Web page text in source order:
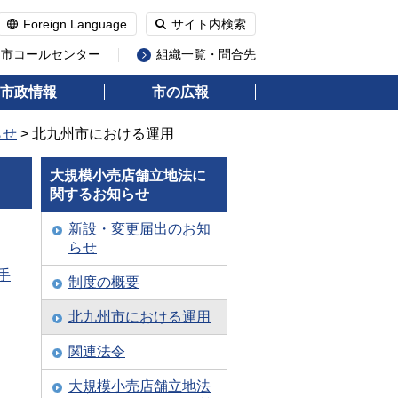
Foreign Language サイト内検索
コールセンター 組織一覧・問合先
市政情報 市の広報
せ > 北九州市における運用
大規模小売店舗立地法に
関するお知らせ
新設・変更届出のお知
らせ
制度の概要
北九州市における運用
関連法令
大規模小売店舗立地法